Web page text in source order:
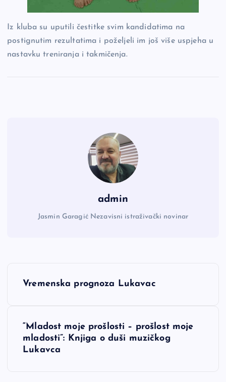
Iz kluba su uputili čestitke svim kandidatima na
postignutim rezultatima i poželjeli im još više uspjeha u
nastavku treniranja i takmičenja.
admin
Jasmin Garagić Nezavisni istraživački novinar
NVremenska prognoza Lukavac
“Mladost moje prošlosti – prošlost moje
mladosti”: Knjiga o duši muzičkog
Lukavca